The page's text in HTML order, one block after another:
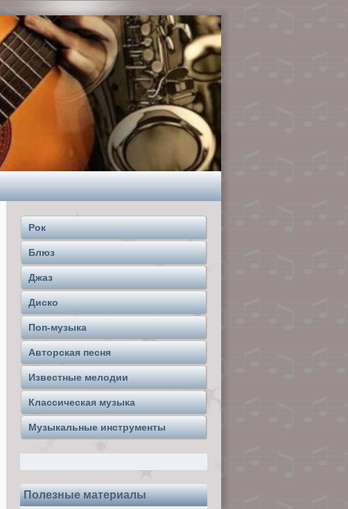
Рок
Блюз
Джаз
Диско
Поп-музыка
Авторская песня
Известные мелодии
Классическая музыка
Музыкальные инструменты
Полезные материалы